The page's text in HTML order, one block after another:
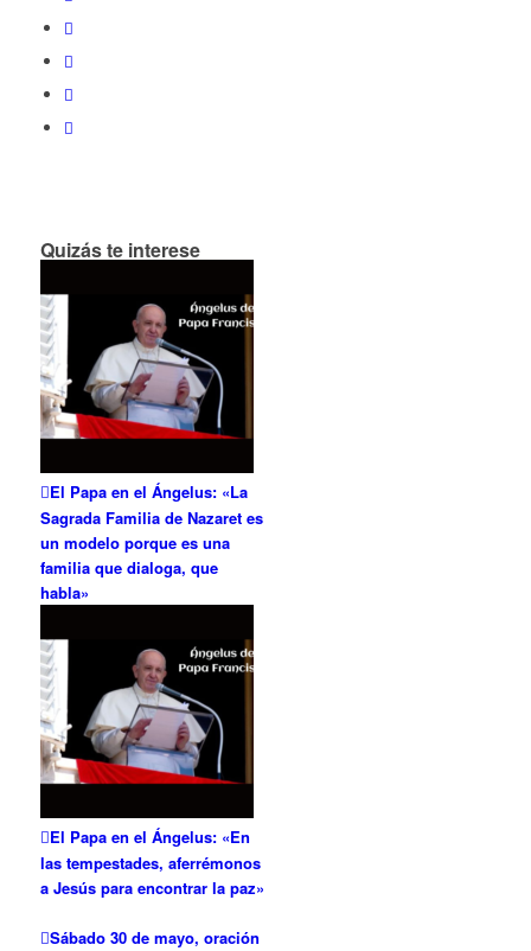
Quizás te interese
El Papa en el Ángelus: «La
Sagrada Familia de Nazaret es
un modelo porque es una
familia que dialoga, que
habla»
El Papa en el Ángelus: «En
las tempestades, aferrémonos
a Jesús para encontrar la paz»
Sábado 30 de mayo, oración